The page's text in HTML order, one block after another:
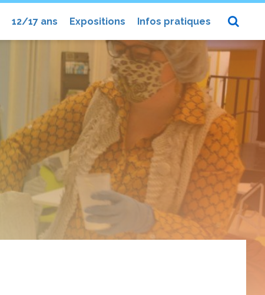
12/17 ans Expositions Infos pratiques